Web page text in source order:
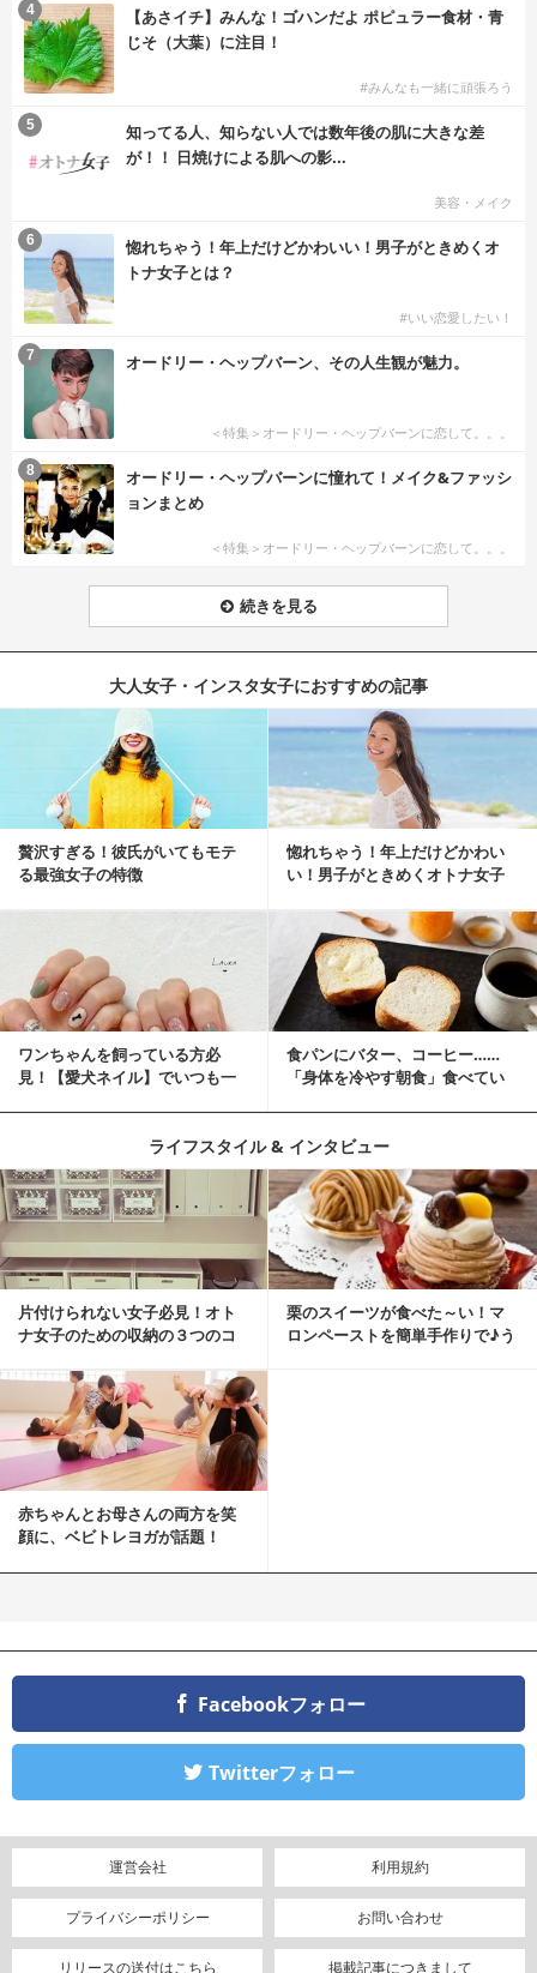
【あさイチ】みんな！ゴハンだよ ポピュラー食材・青
じそ（大葉）に注目！
#みんなも一緒に頑張ろう
4
知ってる人、知らない人では数年後の肌に大きな差
が！！ 日焼けによる肌への影...
美容・メイク
5
惚れちゃう！年上だけどかわいい！男子がときめくオ
トナ女子とは？
#いい恋愛したい！
6
オードリー・ヘップバーン、その人生観が魅力。
＜特集＞オードリー・ヘップバーンに恋して。。。
7
オードリー・ヘップバーンに憧れて！メイク&ファッシ
ョンまとめ
＜特集＞オードリー・ヘップバーンに恋して。。。
8
続きを見る
大人女子・インスタ女子におすすめの記事
贅沢すぎる！彼氏がいてもモテ
る最強女子の特徴
惚れちゃう！年上だけどかわい
い！男子がときめくオトナ女子
ワンちゃんを飼っている方必
見！【愛犬ネイル】でいつも一
食パンにバター、コーヒー……
「身体を冷やす朝食」食べてい
ライフスタイル & インタビュー
片付けられない女子必見！オト
ナ女子のための収納の３つのコ
栗のスイーツが食べた～い！マ
ロンペーストを簡単手作りで♪う
赤ちゃんとお母さんの両方を笑
顔に、ベビトレヨガが話題！
Facebookフォロー
Twitterフォロー
運営会社 利用規約
プライバシーポリシー お問い合わせ
リリースの送付はこちら 掲載記事につきまして